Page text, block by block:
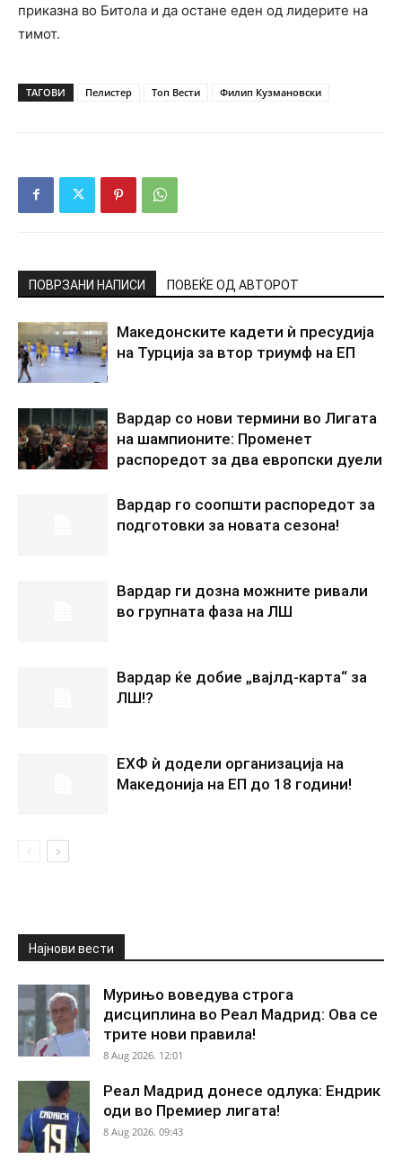
приказна во Битола и да остане еден од лидерите на
тимот.
ТАГОВИ Пелистер Топ Вести Филип Кузмановски
ПОВРЗАНИ НАПИСИ ПОВЕЌЕ ОД АВТОРОТ
Македонските кадети ѝ пресудија
на Турција за втор триумф на ЕП
Вардар со нови термини во Лигата
на шампионите: Променет
распоредот за два европски дуели
Вардар го соопшти распоредот за
подготовки за новата сезона!
Вардар ги дозна можните ривали
во групната фаза на ЛШ
Вардар ќе добие „вајлд-карта“ за
ЛШ!?
ЕХФ ѝ додели организација на
Македонија на ЕП до 18 години!
Најнови вести
Мурињо воведува строга
дисциплина во Реал Мадрид: Ова се
трите нови правила!
8 Aug 2026. 12:01
Реал Мадрид донесе одлука: Ендрик
оди во Премиер лигата!
8 Aug 2026. 09:43